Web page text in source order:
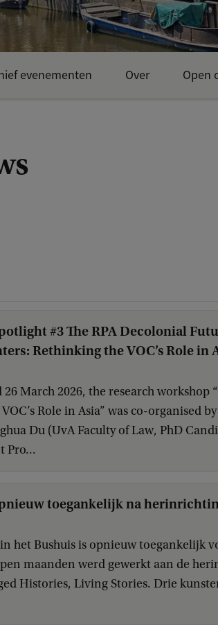
evenementen Over Open
#3 The RPA Decolonial
Rethinking the VOC’s Role in
26 March 2026, the research
Role in Asia” was co-organised
Du (UvA Faculty of Law, PhD
Pro...
toegankelijk na
het Bushuis is opnieuw toegankelijk
maanden werd gewerkt aan de
Histories, Living Stories. Drie